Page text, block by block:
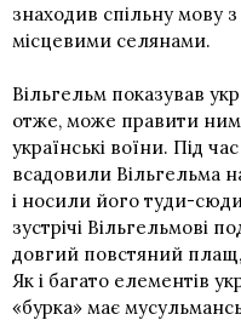
знаходив спільну мову
місцевими селянами.
Вільгельм показував
отже, може правити
українські воїни. Під
всадовили Вільгельма
і носили його туди-
зустрічі Вільгельмові
довгий повстяний
Як і багато елементів
«бурка» має